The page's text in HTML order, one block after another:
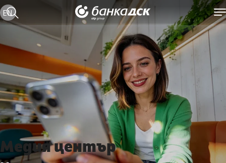
Текуща езикова версия е българска
EN
Медия център